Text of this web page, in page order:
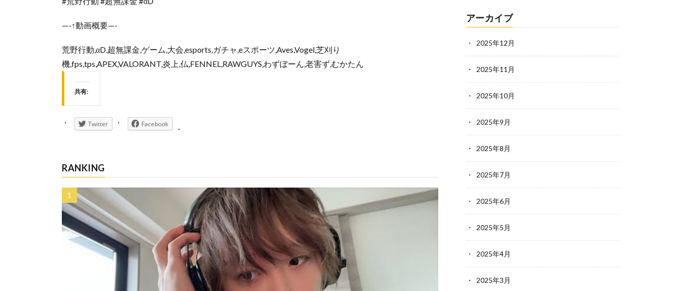
—-↑動画概要—-
荒野行動,αD,超無課金,ゲーム,大会,esports,ガチャ,eスポーツ,Aves,Vogel,芝刈り
機,fps,tps,APEX,VALORANT,炎上,仏,FENNEL,RAWGUYS,わずぼーん,老害ず,むかたん
共有:
Twitter Facebook
RANKING
アーカイブ
2025年12月
2025年11月
2025年10月
2025年9月
2025年8月
2025年7月
2025年6月
2025年5月
2025年4月
2025年3月